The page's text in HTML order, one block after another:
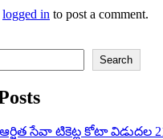
logged in to post a comment.
Search
సేవా టికెట్ల కోటా విడుదల